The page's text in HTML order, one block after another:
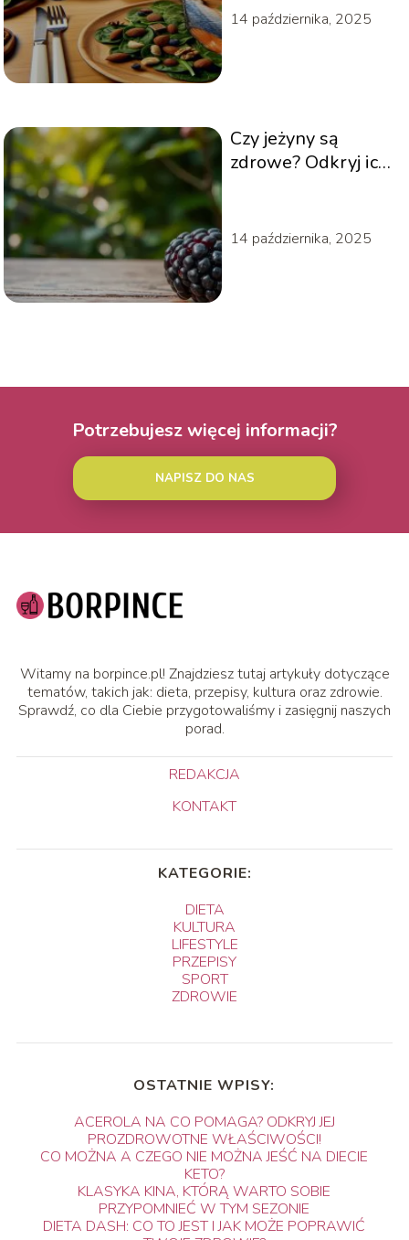
14 października, 2025
Czy jeżyny są
zdrowe? Odkryj ich
14 października, 2025
Potrzebujesz więcej informacji?
NAPISZ DO NAS
Witamy na borpince.pl! Znajdziesz tutaj artykuły dotyczące
tematów, takich jak: dieta, przepisy, kultura oraz zdrowie.
Sprawdź, co dla Ciebie przygotowaliśmy i zasięgnij naszych
porad.
REDAKCJA
KONTAKT
KATEGORIE:
DIETA
KULTURA
LIFESTYLE
PRZEPISY
SPORT
ZDROWIE
OSTATNIE WPISY:
ACEROLA NA CO POMAGA? ODKRYJ JEJ
PROZDROWOTNE WŁAŚCIWOŚCI!
CO MOŻNA A CZEGO NIE MOŻNA JEŚĆ NA DIECIE
KETO?
KLASYKA KINA, KTÓRĄ WARTO SOBIE
PRZYPOMNIEĆ W TYM SEZONIE
DIETA DASH: CO TO JEST I JAK MOŻE POPRAWIĆ